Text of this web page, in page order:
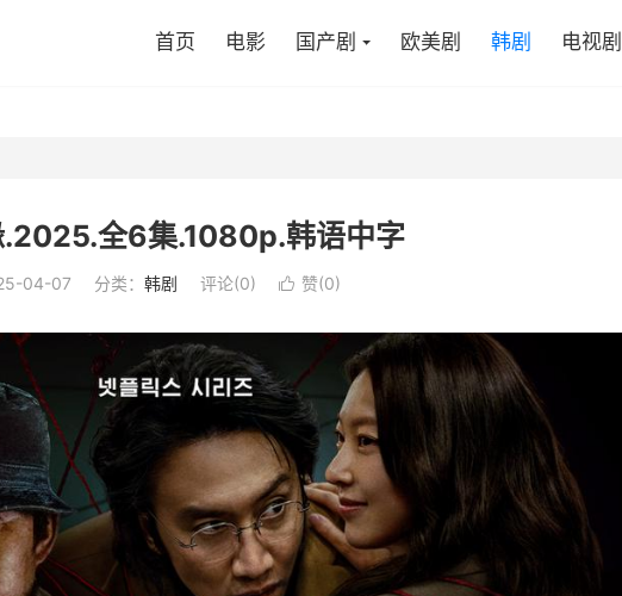
首页 电影 国产剧 欧美剧 韩剧 电视剧
.2025.全6集.1080p.韩语中字
04-07 分类： 韩剧 评论(0)  赞(0)